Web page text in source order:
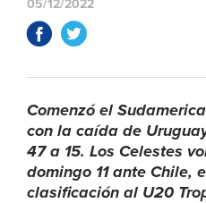
05/12/2022
Comenzó el
con la caída de
47 a 15. Los Celestes
domingo 11 ante Chile,
clasificación al U20